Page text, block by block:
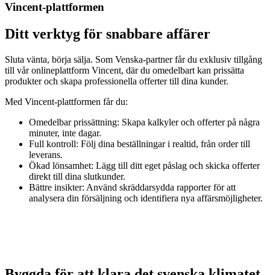
Vincent-plattformen
Ditt verktyg för snabbare affärer
Sluta vänta, börja sälja. Som Venska-partner får du exklusiv tillgång
till vår onlineplattform Vincent, där du omedelbart kan prissätta
produkter och skapa professionella offerter till dina kunder.
Med Vincent-plattformen får du:
Omedelbar prissättning: Skapa kalkyler och offerter på några
minuter, inte dagar.
Full kontroll: Följ dina beställningar i realtid, från order till
leverans.
Ökad lönsamhet: Lägg till ditt eget påslag och skicka offerter
direkt till dina slutkunder.
Bättre insikter: Använd skräddarsydda rapporter för att
analysera din försäljning och identifiera nya affärsmöjligheter.